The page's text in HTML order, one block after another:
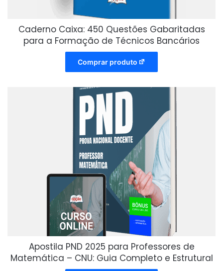
Caderno Caixa: 450 Questões Gabaritadas
para a Formação de Técnicos Bancários
Comprar produto
Apostila PND 2025 para Professores de
Matemática – CNU: Guia Completo e Estrutural